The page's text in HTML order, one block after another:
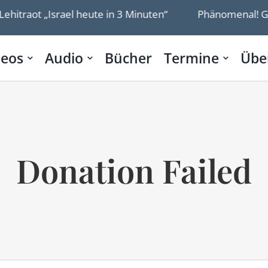
Lehitraot „Israel heute in 3 Minuten“ Phänomenal!
Audio Bücher Termine
Donation Failed